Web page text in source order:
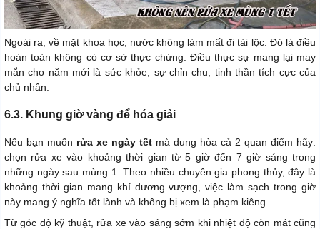
Ngoài ra, về mặt khoa học, nước không làm mất đi tài lộc. Đó là điều
hoàn toàn không có cơ sở thực chứng. Điều thực sự mang lại may
mắn cho năm mới là sức khỏe, sự chỉn chu, tinh thần tích cực của
chủ nhân.
6.3. Khung giờ vàng để hóa giải
Nếu bạn muốn rửa xe ngày tết mà dung hòa cả 2 quan điểm hãy:
chọn rửa xe vào khoảng thời gian từ 5 giờ đến 7 giờ sáng trong
những ngày sau mùng 1. Theo nhiều chuyên gia phong thủy, đây là
khoảng thời gian mang khí dương vượng, việc làm sạch trong giờ
này mang ý nghĩa tốt lành và không bị xem là phạm kiêng.
Từ góc độ kỹ thuật, rửa xe vào sáng sớm khi nhiệt độ còn mát cũng